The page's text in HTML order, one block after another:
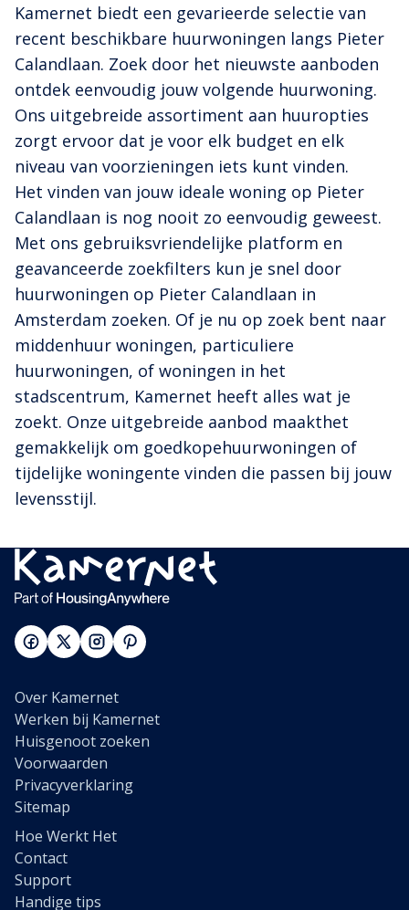
Kamernet biedt een gevarieerde selectie van
recent beschikbare huurwoningen langs Pieter
Calandlaan. Zoek door het nieuwste aanboden
ontdek eenvoudig jouw volgende huurwoning.
Ons uitgebreide assortiment aan huuropties
zorgt ervoor dat je voor elk budget en elk
niveau van voorzieningen iets kunt vinden.
Het vinden van jouw ideale woning op Pieter
Calandlaan is nog nooit zo eenvoudig geweest.
Met ons gebruiksvriendelijke platform en
geavanceerde zoekfilters kun je snel door
huurwoningen op Pieter Calandlaan in
Amsterdam zoeken. Of je nu op zoek bent naar
middenhuur woningen, particuliere
huurwoningen, of woningen in het
stadscentrum, Kamernet heeft alles wat je
zoekt. Onze uitgebreide aanbod maakthet
gemakkelijk om goedkopehuurwoningen of
tijdelijke woningente vinden die passen bij jouw
levensstijl.
Over Kamernet
Werken bij Kamernet
Huisgenoot zoeken
Voorwaarden
Privacyverklaring
Sitemap
Hoe Werkt Het
Contact
Support
Handige tips